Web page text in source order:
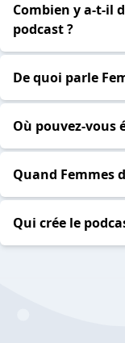
Combien y a-t-il
podcast ?
De quoi parle
Où pouvez-vous
Quand Femmes
Qui crée le